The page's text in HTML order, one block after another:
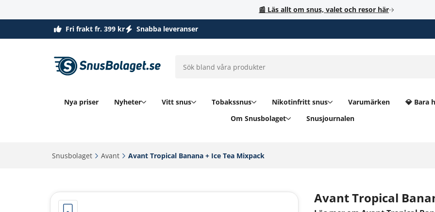
📰 Läs allt om snus, valet och resor här
Fri frakt fr. 399 kr Snabba leveranser
Nya priser Nyheter Vitt snus Tobakssnus Nikotinfritt snus Varumärken 💎 Bara
Om Snusbolaget
Snusjournalen
Snusbolaget‎ Avant‎ Avant Tropical Banana + Ice Tea Mixpack‎
Avant Tropical